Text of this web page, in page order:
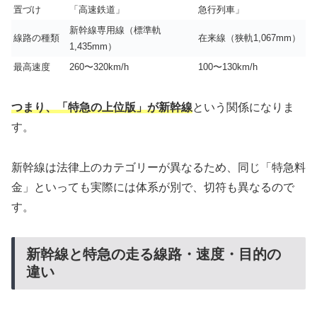
置づけ
「高速鉄道」
急行列車」
線路の種類
新幹線専用線（標準軌
1,435mm）
在来線（狭軌1,067mm）
最高速度 260〜320km/h 100〜130km/h
つまり、「特急の上位版」が新幹線という関係になりま
す。
新幹線は法律上のカテゴリーが異なるため、同じ「特急料
金」といっても実際には体系が別で、切符も異なるので
す。
新幹線と特急の走る線路・速度・目的の
違い